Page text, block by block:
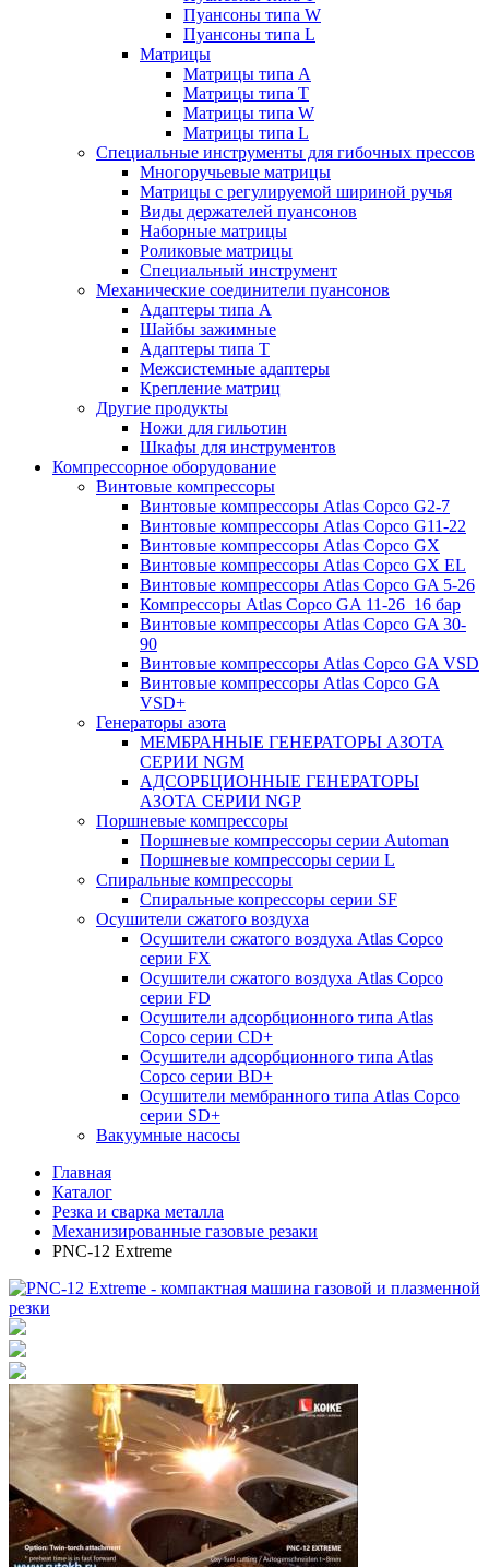
Пуансоны типа W
Пуансоны типа L
Матрицы
Матрицы типа A
Матрицы типа T
Матрицы типа W
Матрицы типа L
Специальные инструменты для гибочных прессов
Многоручьевые матрицы
Матрицы с регулируемой шириной ручья
Виды держателей пуансонов
Наборные матрицы
Роликовые матрицы
Специальный инструмент
Механические соединители пуансонов
Адаптеры типа A
Шайбы зажимные
Адаптеры типа T
Межсистемные адаптеры
Крепление матриц
Другие продукты
Ножи для гильотин
Шкафы для инструментов
Компрессорное оборудование
Винтовые компрессоры
Винтовые компрессоры Atlas Copco G2-7
Винтовые компрессоры Atlas Copco G11-22
Винтовые компрессоры Atlas Copco GX
Винтовые компрессоры Atlas Copco GX EL
Винтовые компрессоры Atlas Copco GA 5-26
Компрессоры Atlas Copco GA 11-26_16 бар
Винтовые компрессоры Atlas Copco GA 30-
90
Винтовые компрессоры Atlas Copco GA VSD
Винтовые компрессоры Atlas Copco GA
VSD+
Генераторы азота
МЕМБРАННЫЕ ГЕНЕРАТОРЫ АЗОТА
СЕРИИ NGM
АДСОРБЦИОННЫЕ ГЕНЕРАТОРЫ
АЗОТА СЕРИИ NGP
Поршневые компрессоры
Поршневые компрессоры серии Automan
Поршневые компрессоры серии L
Спиральные компрессоры
Спиральные копрессоры серии SF
Осушители сжатого воздуха
Осушители сжатого воздуха Atlas Copco
серии FX
Осушители сжатого воздуха Atlas Copco
серии FD
Осушители адсорбционного типа Atlas
Copco серии СD+
Осушители адсорбционного типа Atlas
Copco серии BD+
Осушители мембранного типа Atlas Copco
серии SD+
Вакуумные насосы
Главная
Каталог
Резка и сварка металла
Механизированные газовые резаки
PNC-12 Extreme